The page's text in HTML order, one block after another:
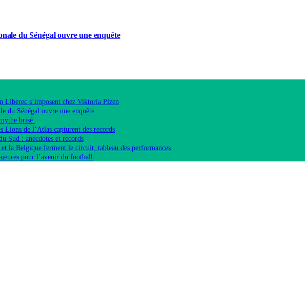
du Sénégal ouvre une enquête
Liberec s’imposent chez Viktoria Plzen
du Sénégal ouvre une enquête
brisé
Lions de l’Atlas capturent des records
Sud : anecdotes et records
la Belgique ferment le circuit, tableau des performances
pour l’avenir du football